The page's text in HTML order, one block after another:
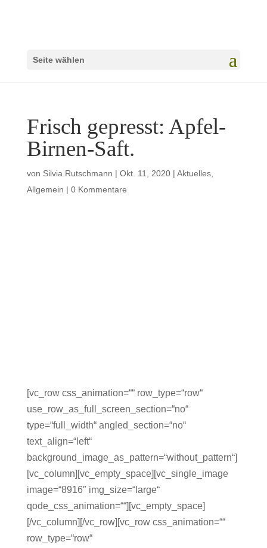
Seite wählen
Frisch gepresst: Apfel-
Birnen-Saft.
von Silvia Rutschmann | Okt. 11, 2020| Aktuelles,
Allgemein | 0 Kommentare
[vc_row css_animation=““ row_type=“row“
use_row_as_full_screen_section=“no“
type=“full_width“ angled_section=“no“
text_align=“left“
background_image_as_pattern=“without_pattern“]
[vc_column][vc_empty_space][vc_single_image
image=“8916″ img_size=“large“
qode_css_animation=““][vc_empty_space]
[/vc_column][/vc_row][vc_row css_animation=““
row_type=“row“